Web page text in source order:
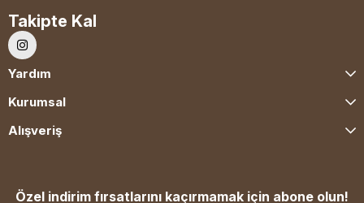
Takipte Kal
Yardım
Kurumsal
Alışveriş
Özel indirim fırsatlarını kaçırmamak için abone olun!